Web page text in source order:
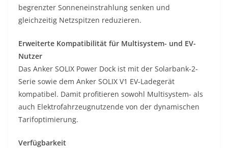
begrenzter Sonneneinstrahlung senken und
gleichzeitig Netzspitzen reduzieren.
Erweiterte Kompatibilität für Multisystem- und EV-
Nutzer
Das Anker SOLIX Power Dock ist mit der Solarbank-2-
Serie sowie dem Anker SOLIX V1 EV-Ladegerät
kompatibel. Damit profitieren sowohl Multisystem- als
auch Elektrofahrzeugnutzende von der dynamischen
Tarifoptimierung.
Verfügbarkeit